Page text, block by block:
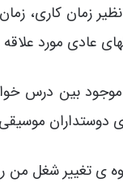
زمان کاری،
عادی مورد
بین درس
دوستداران
ی تغییر شغل من